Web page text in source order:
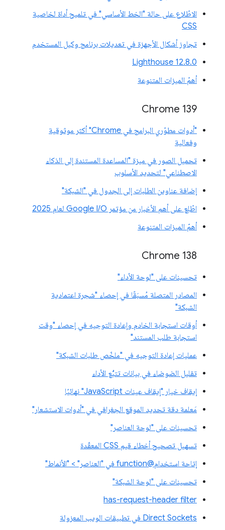
الاطّلاع على حالة "الخط الأساسي" في تلميح أداة لخاصية
CSS
تجاوز أشكال الأجهزة في تعديلات برنامج وكيل المستخدم
‫Lighthouse 12.8.0
أهمّ الميزات المتنوعة
‫Chrome 139
"أدوات مطوّري البرامج في Chrome" أكثر موثوقية
وفعالية
تحميل الصور في ميزة "المساعدة المستندة إلى الذكاء
الاصطناعي" لتحديد الأسلوب
إضافة عناوين الطلبات إلى الجدول في "الشبكة"
اطّلِع على أهم الأخبار من مؤتمر Google I/O لعام 2025
أهمّ الميزات المتنوعة
‫Chrome 138
تحسينات على "لوحة الأداء"
المصادر المتصلة مُسبَقًا في إحصاء "شجرة اعتمادية
الشبكة"
أوقات استجابة الخادم وإعادة التوجيه في إحصاء "وقت
استجابة طلب المستند"
عمليات إعادة التوجيه في "ملخّص طلبات الشبكة"
تقليل الضوضاء في بيانات تتبُّع الأداء
إيقاف خيار "إيقاف عينات JavaScript" نهائيًا
مَعلمة دقة تحديد الموقع الجغرافي في "أدوات الاستشعار"
تحسينات على "لوحة العناصر"
تسهيل تصحيح أخطاء قيم CSS المعقّدة
إتاحة استخدام@function في "العناصر" > "الأنماط"
تحسينات على "لوحة الشبكة"
has-request-header filter
Direct Sockets في تطبيقات الويب المعزولة